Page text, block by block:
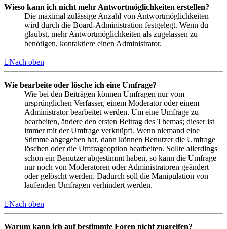
Wieso kann ich nicht mehr Antwortmöglichkeiten erstellen?
Die maximal zulässige Anzahl von Antwortmöglichkeiten
wird durch die Board-Administration festgelegt. Wenn du
glaubst, mehr Antwortmöglichkeiten als zugelassen zu
benötigen, kontaktiere einen Administrator.
Nach oben
Wie bearbeite oder lösche ich eine Umfrage?
Wie bei den Beiträgen können Umfragen nur vom
ursprünglichen Verfasser, einem Moderator oder einem
Administrator bearbeitet werden. Um eine Umfrage zu
bearbeiten, ändere den ersten Beitrag des Themas; dieser ist
immer mit der Umfrage verknüpft. Wenn niemand eine
Stimme abgegeben hat, dann können Benutzer die Umfrage
löschen oder die Umfrageoption bearbeiten. Sollte allerdings
schon ein Benutzer abgestimmt haben, so kann die Umfrage
nur noch von Moderatoren oder Administratoren geändert
oder gelöscht werden. Dadurch soll die Manipulation von
laufenden Umfragen verhindert werden.
Nach oben
Warum kann ich auf bestimmte Foren nicht zugreifen?